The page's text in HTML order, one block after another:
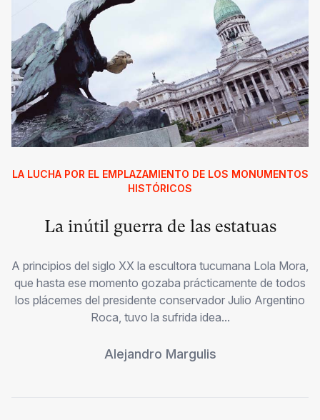
LA LUCHA POR EL EMPLAZAMIENTO DE LOS MONUMENTOS
HISTÓRICOS
La inútil guerra de las estatuas
A principios del siglo XX la escultora tucumana Lola Mora,
que hasta ese momento gozaba prácticamente de todos
los plácemes del presidente conservador Julio Argentino
Roca, tuvo la sufrida idea...
Alejandro Margulis